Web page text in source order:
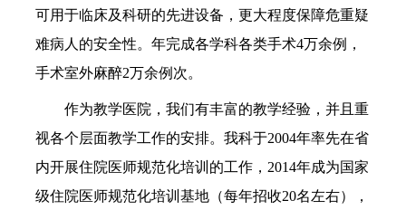
可用于临床及科研的先进设备，更大程度保障危重疑
难病人的安全性。年完成各学科各类手术4万余例，
手术室外麻醉2万余例次。
作为教学医院，我们有丰富的教学经验，并且重
视各个层面教学工作的安排。我科于2004年率先在省
内开展住院医师规范化培训的工作，2014年成为国家
级住院医师规范化培训基地（每年招收20名左右），